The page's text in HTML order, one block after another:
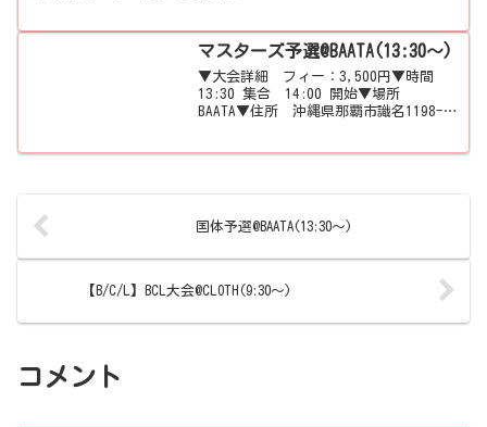
マスターズ予選@BAATA(13:30～)
▼大会詳細 フィー：3,500円▼時間
13:30 集合 14:00 開始▼場所
BAATA▼住所 沖縄県那覇市識名1198-
国体予選@BAATA(13:30～)
【B/C/L】BCL大会@CLOTH(9:30～)
コメント